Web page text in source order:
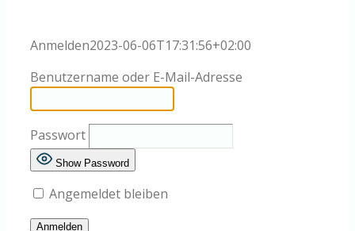
Community
Shop
Anmelden2023-06-06T17:31:56+02:00
Benutzername oder E-Mail-Adresse
Passwort
Show Password
Angemeldet bleiben